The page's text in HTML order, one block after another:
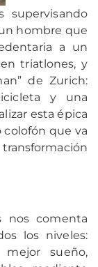
supervisando
hombre que
a un
triatlones, y
de Zurich:
y una
esta épica
colofón que va
nos comenta
los niveles:
sueño,